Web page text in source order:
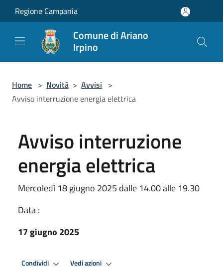
Salta al contenuto principale
Regione Campania
Comune di Ariano
Irpino
Home > Novità > Avvisi >
Avviso interruzione energia elettrica
Avviso interruzione
energia elettrica
Mercoledì 18 giugno 2025 dalle 14.00 alle 19.30
Data :
17 giugno 2025
Condividi Vedi azioni